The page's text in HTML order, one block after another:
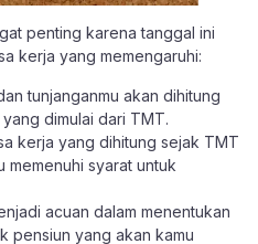
penting karena tanggal ini
kerja yang memengaruhi:​
tunjanganmu akan dihitung
dimulai dari TMT.​
kerja yang dihitung sejak TMT
memenuhi syarat untuk
acuan dalam menentukan
pensiun yang akan kamu